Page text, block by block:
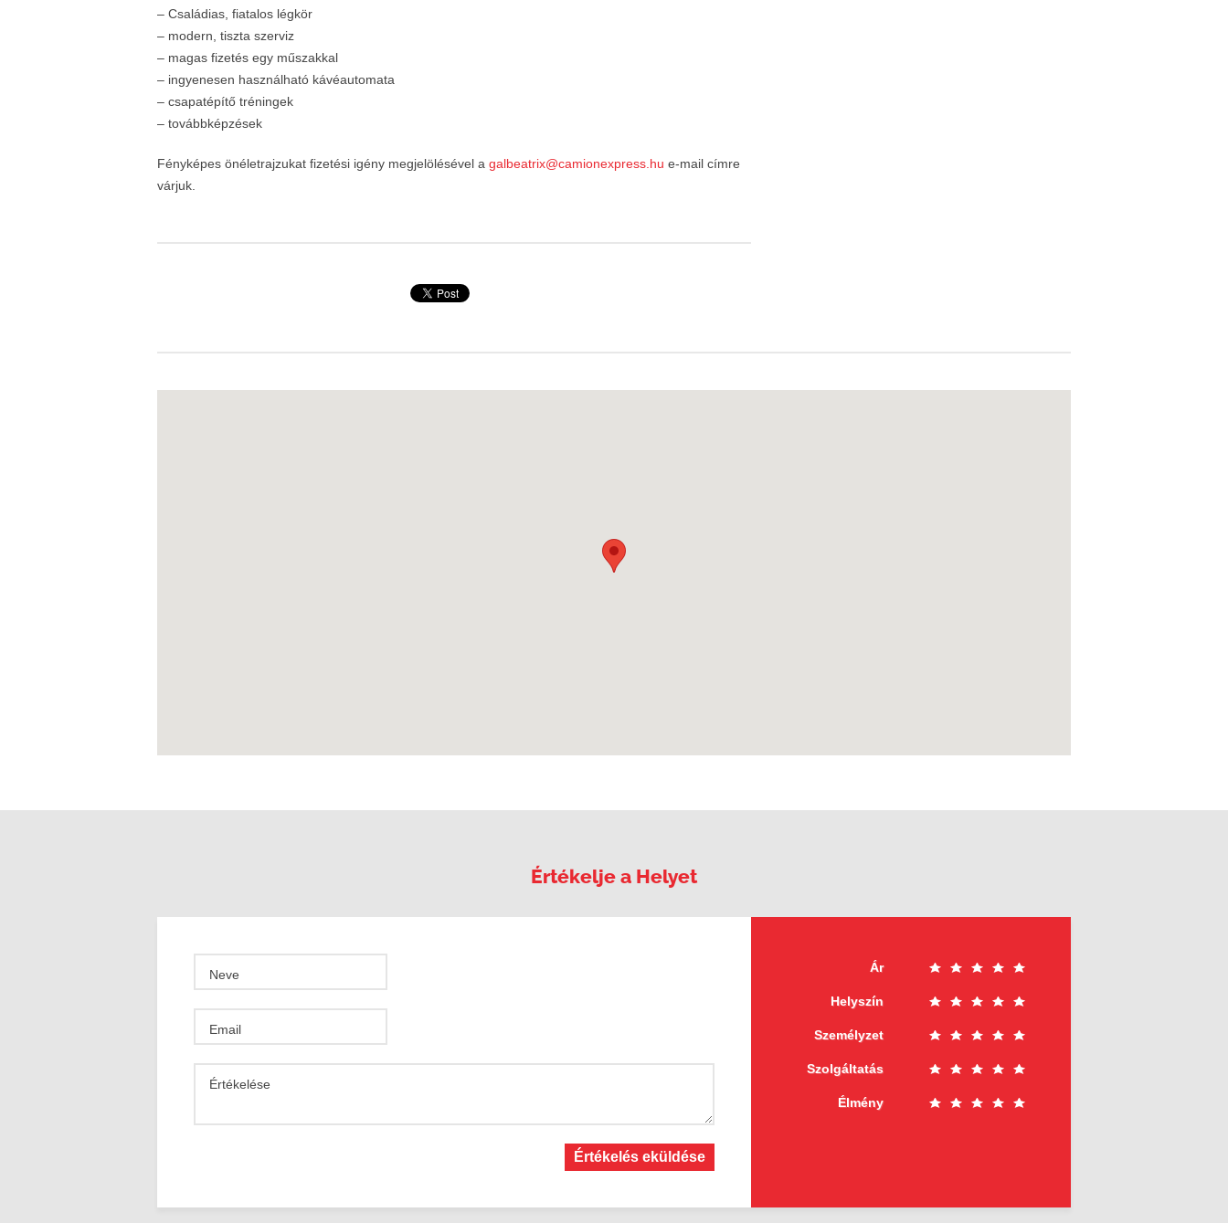
– Családias, fiatalos légkör
– modern, tiszta szerviz
– magas fizetés egy műszakkal
– ingyenesen használható kávéautomata
– csapatépítő tréningek
– továbbképzések
Fényképes önéletrajzukat fizetési igény megjelölésével a galbeatrix@camionexpress.hu e-mail címre
várjuk.
Értékelje a Helyet
Neve
Email
Értékelése
Értékelés eküldése
Ár
Helyszín
Személyzet
Szolgáltatás
Élmény